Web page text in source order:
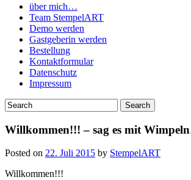
über mich…
Team StempelART
Demo werden
Gastgeberin werden
Bestellung
Kontaktformular
Datenschutz
Impressum
Willkommen!!! – sag es mit
Posted on 22. Juli 2015 by StempelART
Willkommen!!!